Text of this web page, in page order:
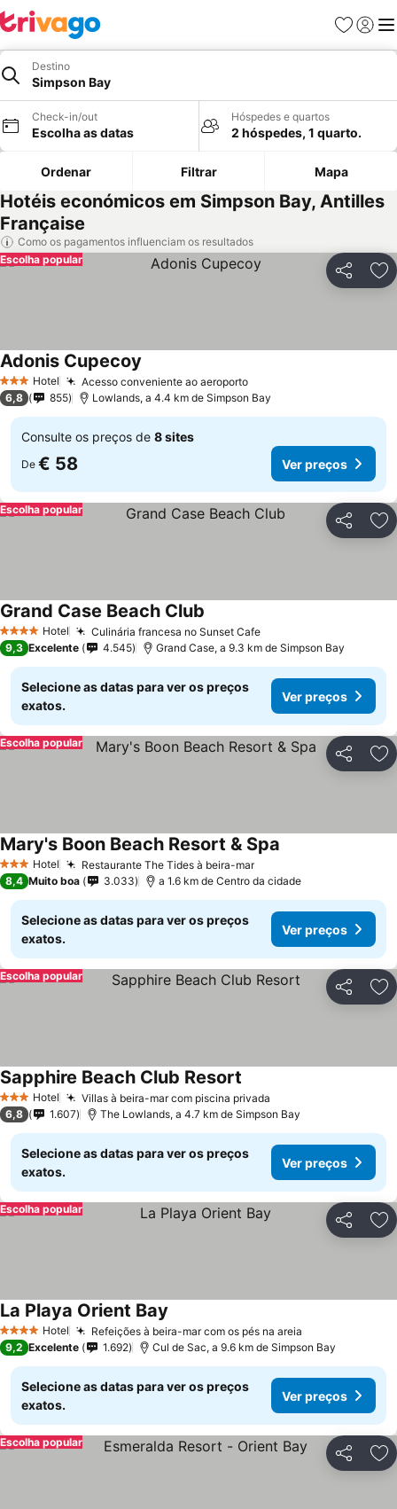
Favoritos
Iniciar
Destino
Simpson Bay
Check-in/out
Escolha as datas
Hóspedes e quartos
2 hóspedes, 1 quarto.
Ordenar Filtrar Mapa
Hotéis económicos em Simpson Bay, Antilles
Française
Como os pagamentos influenciam os resultados
Partilhar
Escolha popular
3 EstrelasHotel Acesso conveniente ao aeroporto
Adonis Cupecoy
6,8 855 Lowlands, a 4.4 km de Simpson Bay
Consulte os preços de 8 sites
De € 58 Ver preços
Partilhar
Escolha popular
4 EstrelasHotel Culinária francesa no Sunset Cafe
Grand Case Beach Club
9,3 Excelente 4.545 Grand Case, a 9.3 km de Simpson Bay
Selecione as datas para ver os preços
exatos.
Ver preços
Partilhar
Escolha popular
3 EstrelasHotel Restaurante The Tides à beira-mar
Mary's Boon Beach Resort & Spa
8,4 Muito boa 3.033 a 1.6 km de Centro da cidade
Selecione as datas para ver os preços
exatos.
Ver preços
Partilhar
Escolha popular
3 EstrelasHotel Villas à beira-mar com piscina privada
Sapphire Beach Club Resort
6,8 1.607 The Lowlands, a 4.7 km de Simpson Bay
Selecione as datas para ver os preços
exatos.
Ver preços
Partilhar
Escolha popular
4 EstrelasHotel Refeições à beira-mar com os pés na areia
La Playa Orient Bay
9,2 Excelente 1.692 Cul de Sac, a 9.6 km de Simpson Bay
Selecione as datas para ver os preços
exatos.
Ver preços
Partilhar
Escolha popular